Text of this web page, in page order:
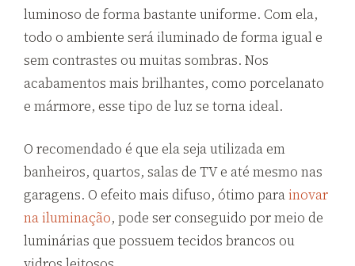
luminoso de forma bastante uniforme. Com ela,
todo o ambiente será iluminado de forma igual e
sem contrastes ou muitas sombras. Nos
acabamentos mais brilhantes, como porcelanato
e mármore, esse tipo de luz se torna ideal.
O recomendado é que ela seja utilizada em
banheiros, quartos, salas de TV e até mesmo nas
garagens. O efeito mais difuso, ótimo para inovar
na iluminação, pode ser conseguido por meio de
luminárias que possuem tecidos brancos ou